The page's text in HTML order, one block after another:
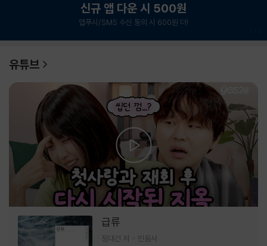
신규 앱 다운 시 500원
앱푸시/SMS 수신 동의 시 600원 더!
유튜브
급류
정대건 저 민음사